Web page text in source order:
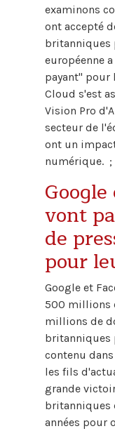
examinons
ont accepté
britanniques
européenne
payant" pour
Cloud s'est
Vision Pro
secteur de
ont un
numérique. ;
vont
de
pour
Google et
500 millions
millions de
britanniques
contenu
les fils
grande
britanniques
années pour